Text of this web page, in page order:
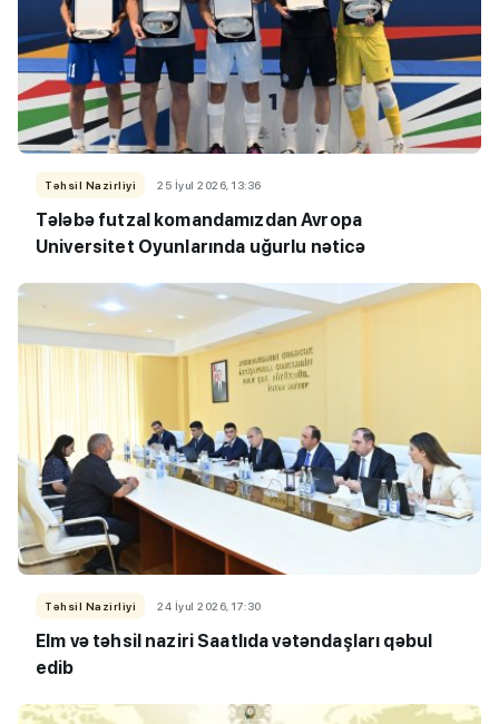
Təhsil Nazirliyi 25 İyul 2026, 13:36
Tələbə futzal komandamızdan Avropa
Universitet Oyunlarında uğurlu nəticə
Təhsil Nazirliyi 24 İyul 2026, 17:30
Elm və təhsil naziri Saatlıda vətəndaşları qəbul
edib